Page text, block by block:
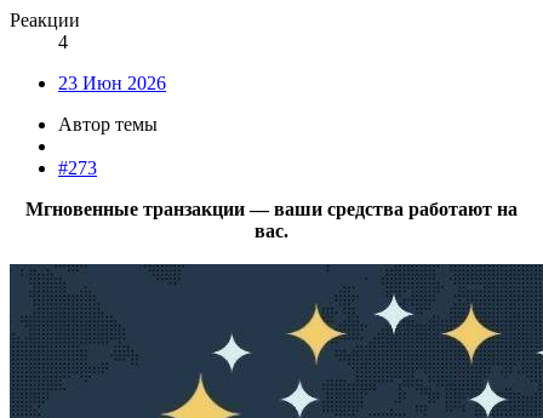
Реакции
4
23 Июн 2026
Автор темы
#273
Мгновенные транзакции — ваши средства работают на
вас.